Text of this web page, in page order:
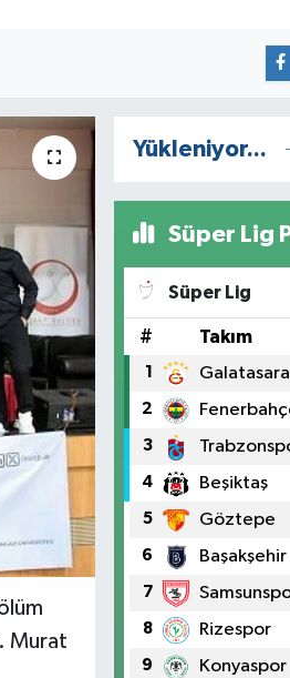
Murat
Yükleniyor...
Süper Lig
Süper Lig
# Takım
1
2
3
4 Beşiktaş
5 Göztepe
6 Başakşehir
7
8 Rizespor
9 Konyaspor